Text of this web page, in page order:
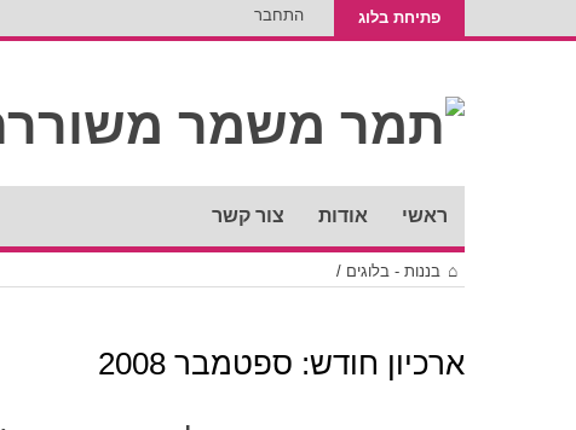
פתיחת בלוג התחבר
ראשי אודות צור קשר
בננות - בלוגים /
ארכיון חודש: ספטמבר 2008